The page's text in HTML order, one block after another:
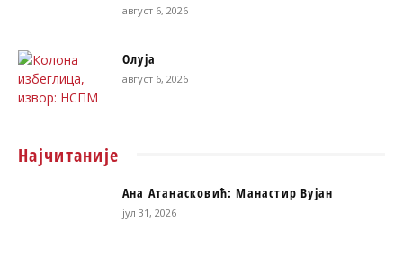
август 6, 2026
Олуја
август 6, 2026
Најчитаније
Ана Атанасковић: Манастир Вујан
јул 31, 2026